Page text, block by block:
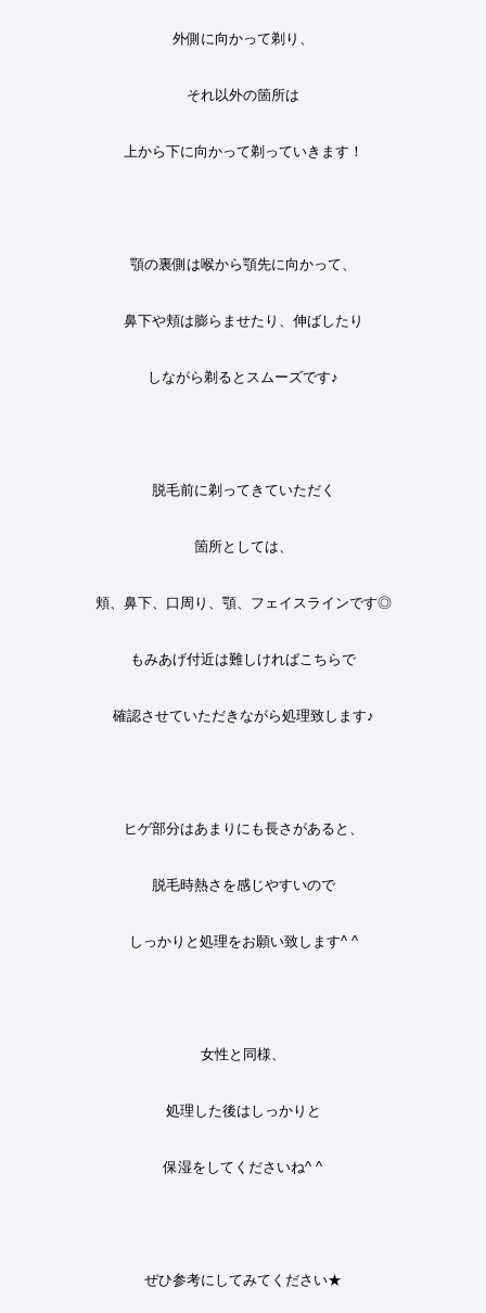
外側に向かって剃り、
それ以外の箇所は
上から下に向かって剃っていきます！
顎の裏側は喉から顎先に向かって、
鼻下や頬は膨らませたり、伸ばしたり
しながら剃るとスムーズです♪
脱毛前に剃ってきていただく
箇所としては、
頬、鼻下、口周り、顎、フェイスラインです◎
もみあげ付近は難しければこちらで
確認させていただきながら処理致します♪
ヒゲ部分はあまりにも長さがあると、
脱毛時熱さを感じやすいので
しっかりと処理をお願い致します^ ^
女性と同様、
処理した後はしっかりと
保湿をしてくださいね^ ^
ぜひ参考にしてみてください★